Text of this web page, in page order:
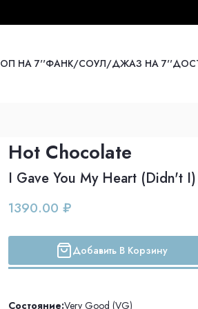
НА 7''ФАНК/СОУЛ/ДЖАЗ НА 7''
Hot Chocolate
I Gave You My Heart (Didn't I)
1390.00 ₽
Добавить В Корзину
Состояние:Very Good (VG)